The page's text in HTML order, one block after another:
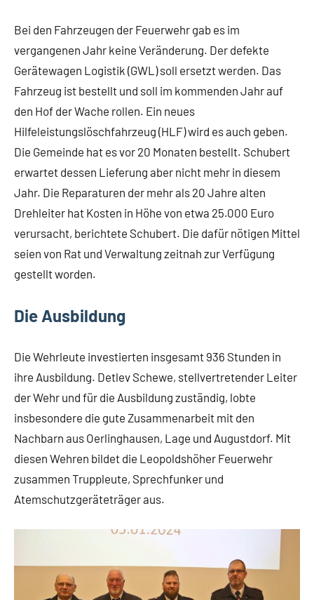
Bei den Fahrzeugen der Feuerwehr gab es im
vergangenen Jahr keine Veränderung. Der defekte
Gerätewagen Logistik (GWL) soll ersetzt werden. Das
Fahrzeug ist bestellt und soll im kommenden Jahr auf
den Hof der Wache rollen. Ein neues
Hilfeleistungslöschfahrzeug (HLF) wird es auch geben.
Die Gemeinde hat es vor 20 Monaten bestellt. Schubert
erwartet dessen Lieferung aber nicht mehr in diesem
Jahr. Die Reparaturen der mehr als 20 Jahre alten
Drehleiter hat Kosten in Höhe von etwa 25.000 Euro
verursacht, berichtete Schubert. Die dafür nötigen Mittel
seien von Rat und Verwaltung zeitnah zur Verfügung
gestellt worden.
Die Ausbildung
Die Wehrleute investierten insgesamt 936 Stunden in
ihre Ausbildung. Detlev Schewe, stellvertretender Leiter
der Wehr und für die Ausbildung zuständig, lobte
insbesondere die gute Zusammenarbeit mit den
Nachbarn aus Oerlinghausen, Lage und Augustdorf. Mit
diesen Wehren bildet die Leopoldshöher Feuerwehr
zusammen Truppleute, Sprechfunker und
Atemschutzgeräteträger aus.